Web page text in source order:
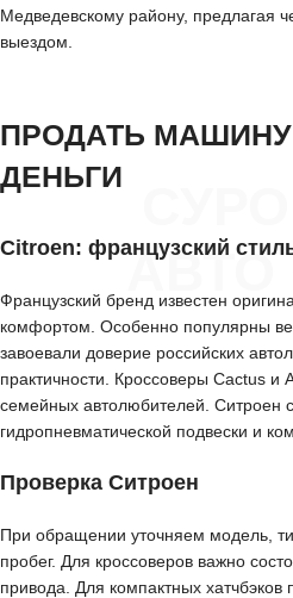
Медведевскому району, предлагая
выездом.
АВТО
ПРОДАТЬ
ДЕНЬГИ
Citroen: французский
Французский бренд известен
комфортом. Особенно популярны
завоевали доверие российских
практичности. Кроссоверы Cactus и
семейных автолюбителей. Ситроен
гидропневматической подвески и
Проверка Ситроен
При обращении уточняем модель,
пробег. Для кроссоверов важно
привода. Для компактных хатчбэков